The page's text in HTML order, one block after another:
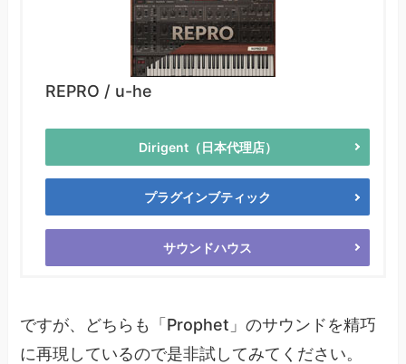
REPRO / u-he
Dirigent（日本代理店）
プラグインブティック
サウンドハウス
ですが、どちらも「Prophet」のサウンドを精巧
に再現しているので是非試してみてください。